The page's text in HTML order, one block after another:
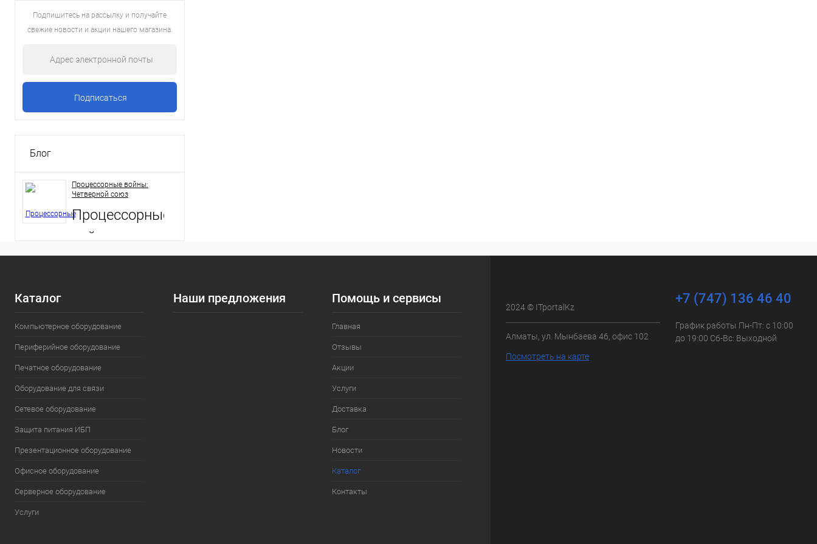
Подпишитесь на рассылку и получайте
свежие новости и акции нашего магазина.
Блог
Процессорные войны:
Четверной союз
Процессорные
войны:
Четверной
войны: как рынок
процессоров
битву четырех
Каталог
Компьютерное оборудование
Периферийное оборудование
Печатное оборудование
Оборудование для связи
Сетевое оборудование
Защита питания ИБП
Презентационное оборудование
Офисное оборудование
Серверное оборудование
Услуги
Наши предложения Помощь и сервисы
Главная
Отзывы
Акции
Услуги
Доставка
Блог
Новости
Каталог
Контакты
2024 © ITportalKz
Алматы, ул. Мынбаева 46, офис 102
Посмотреть на карте
+7 (747) 136 46 40
График работы Пн-Пт: с 10:00
до 19:00 Сб-Вс: Выходной